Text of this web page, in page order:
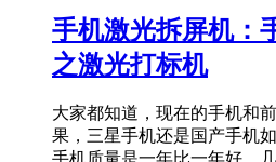
手机激光拆屏机：
之激光打标机
大家都知道，现在的手机和
果，三星手机还是国产手机